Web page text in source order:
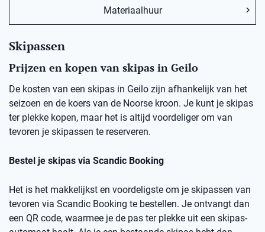
Materiaalhuur
Skipassen
Prijzen en kopen van skipas in Geilo
De kosten van een skipas in Geilo zijn afhankelijk van het
seizoen en de koers van de Noorse kroon. Je kunt je skipas
ter plekke kopen, maar het is altijd voordeliger om van
tevoren je skipassen te reserveren.
Bestel je skipas via Scandic Booking
Het is het makkelijkst en voordeligste om je skipassen van
tevoren via Scandic Booking te bestellen. Je ontvangt dan
een QR code, waarmee je de pas ter plekke uit een skipas-